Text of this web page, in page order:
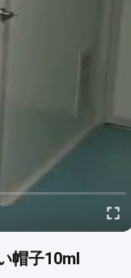
帽子10ml